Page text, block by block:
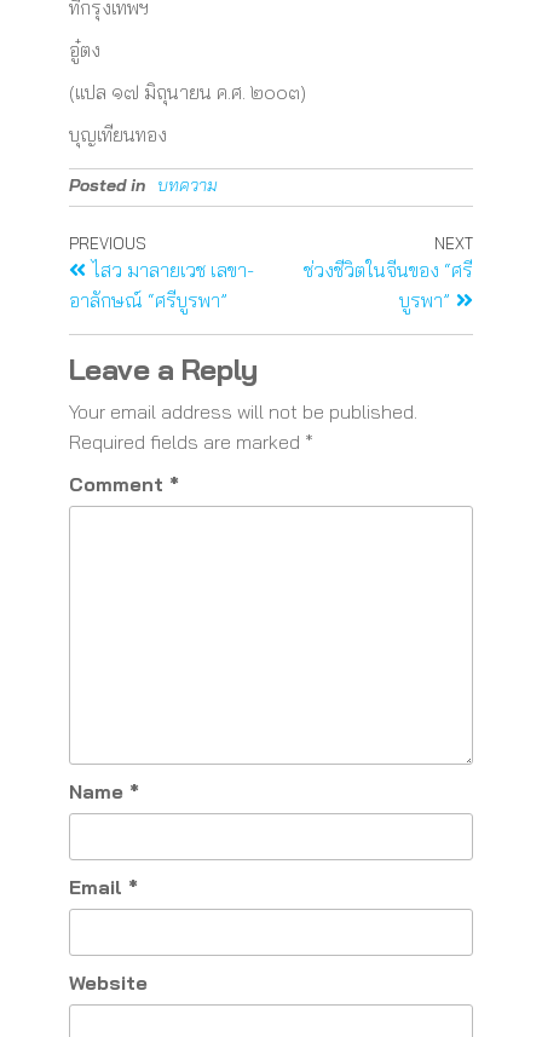
ที่กรุงเทพฯ
อู๋ตง
(แปล ๑๗ มิถุนายน ค.ศ. ๒๐๐๓)
บุญเทียนทอง
Posted in บทความ
PREVIOUS
ไสว มาลายเวช เลขา-
อาลักษณ์ “ศรีบูรพา”
NEXT
ช่วงชีวิตในจีนของ “ศรี
บูรพา”
Leave a Reply
Your email address will not be published.
Required fields are marked *
Comment *
Name *
Email *
Website